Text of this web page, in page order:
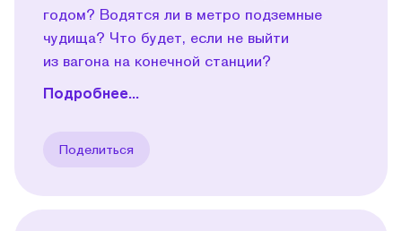
годом? Водятся ли в метро подземные
чудища? Что будет, если не выйти
из вагона на конечной станции?
Подробнее...
Поделиться